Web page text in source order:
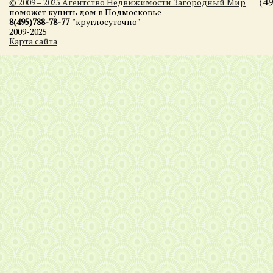
поможет купить дом в Подмосковье
8(495)788-78-77-"круглосуточно"
2009-2025
Карта сайта